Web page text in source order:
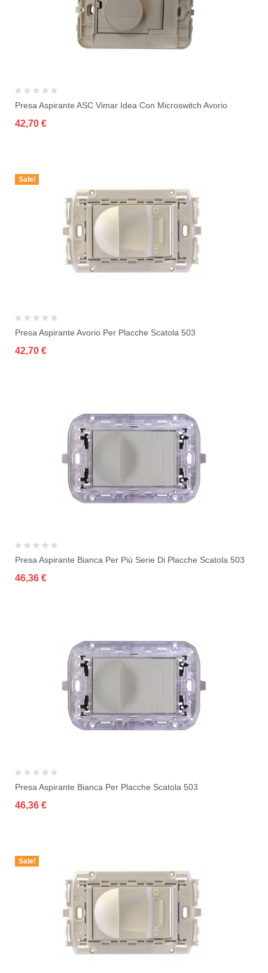
Presa Aspirante ASC Vimar Idea Con Microswitch Avorio
42,70 €
Sale!
Presa Aspirante Avorio Per Placche Scatola 503
42,70 €
Presa Aspirante Bianca Per Più Serie Di Placche Scatola 503
46,36 €
Presa Aspirante Bianca Per Placche Scatola 503
46,36 €
Sale!